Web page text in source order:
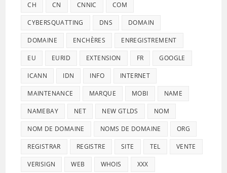
CH CN CNNIC COM
CYBERSQUATTING DNS DOMAIN
DOMAINE ENCHÈRES ENREGISTREMENT
EU EURID EXTENSION FR GOOGLE
ICANN IDN INFO INTERNET
MAINTENANCE MARQUE MOBI NAME
NAMEBAY NET NEW GTLDS NOM
NOM DE DOMAINE NOMS DE DOMAINE ORG
REGISTRAR REGISTRE SITE TEL VENTE
VERISIGN WEB WHOIS XXX